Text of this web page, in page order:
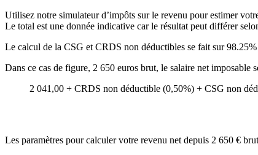
Utilisez notre simulateur d’impôts sur le revenu pour estimer
Le total est une donnée indicative car le résultat peut différer
Le calcul de la CSG et CRDS non déductibles se fait sur
Dans ce cas de figure, 2 650 euros brut, le salaire net
2 041,00 + CRDS non déductible (0,50%) + CSG non
Les paramètres pour calculer votre revenu net depuis 2 650 €